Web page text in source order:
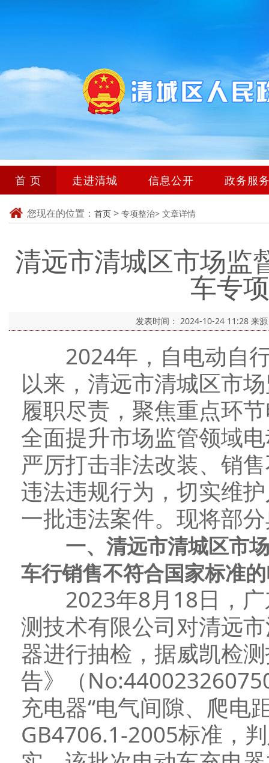
首 页 走进清城 信息公开 政务服
您现在的位置： 首页 > 专项整治> 文章详情
清远市清城区市场监
车专
发表时间： 2024-10-24 11:28 来
2024年，自电动自行
以来，清远市清城区市
履职尽责，聚焦重点环
全面提升市场监管领域
严厉打击非法改装、销
违法违规行为，切实维
一批违法案件。现将部
一、清远市清城区市
车行销售不符合国家标准
2023年8月18日，广
测技术有限公司对清远
器进行抽检，据威凯检
告》（
充电器“电气间隙、爬电
GB4706.1-2005标准，